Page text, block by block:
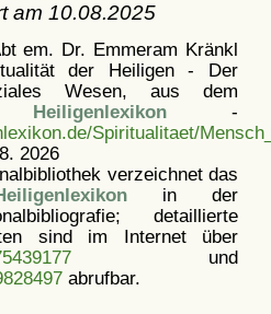
am 10.08.2025
em. Dr. Emmeram Kränkl
der Heiligen - Der
Wesen, aus dem
-
Spiritualitaet/
2026
verzeichnet das
in der
detaillierte
sind im Internet über
und
abrufbar.